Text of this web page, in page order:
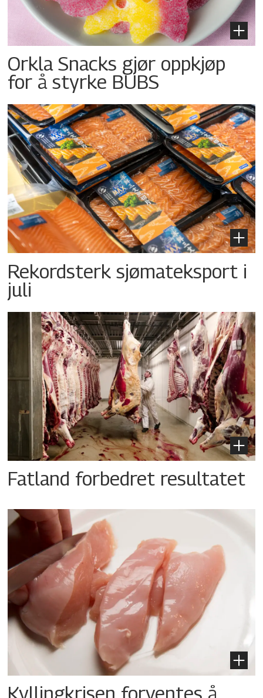
Orkla Snacks gjør oppkjøp
for å styrke BUBS
Rekordsterk sjømateksport i
juli
Fatland forbedret resultatet
Kyllingkrisen forventes å